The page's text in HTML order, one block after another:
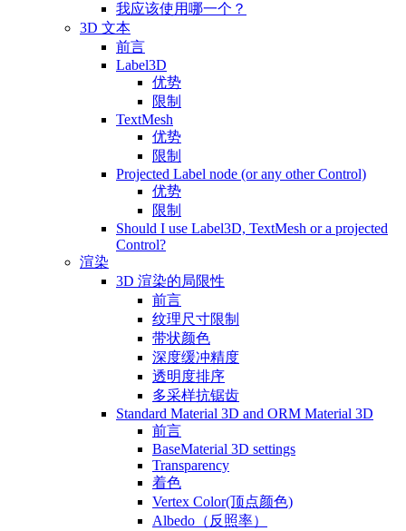
我应该使用哪一个？
3D 文本
前言
Label3D
优势
限制
TextMesh
优势
限制
Projected Label node (or any other Control)
优势
限制
Should I use Label3D, TextMesh or a projected
Control?
渲染
3D 渲染的局限性
前言
纹理尺寸限制
带状颜色
深度缓冲精度
透明度排序
多采样抗锯齿
Standard Material 3D and ORM Material 3D
前言
BaseMaterial 3D settings
Transparency
着色
Vertex Color(顶点颜色)
Albedo（反照率）